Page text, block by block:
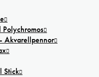
Polychromos
Akvarellpennor
Stick